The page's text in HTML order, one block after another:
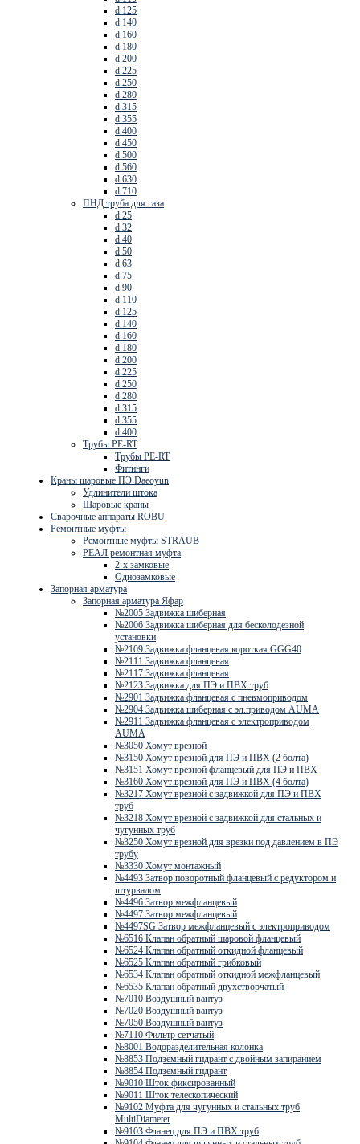
d.125
d.140
d.160
d.180
d.200
d.225
d.250
d.280
d.315
d.355
d.400
d.450
d.500
d.560
d.630
d.710
ПНД труба для газа
d.25
d.32
d.40
d.50
d.63
d.75
d.90
d.110
d.125
d.140
d.160
d.180
d.200
d.225
d.250
d.280
d.315
d.355
d.400
Трубы PE-RT
Трубы PE-RT
Фитинги
Краны шаровые ПЭ Daeoyun
Удлинители штока
Шаровые краны
Сварочные аппараты ROBU
Ремонтные муфты
Ремонтные муфты STRAUB
РЕАЛ ремонтная муфта
2-х замковые
Однозамковые
Запорная арматура
Запорная арматура Яфар
№2005 Задвижка шиберная
№2006 Задвижка шиберная для бесколодезной
установки
№2109 Задвижка фланцевая короткая GGG40
№2111 Задвижка фланцевая
№2117 Задвижка фланцевая
№2123 Задвижка для ПЭ и ПВХ труб
№2901 Задвижка фланцевая с пневмоприводом
№2904 Задвижка шиберная с эл.приводом AUMA
№2911 Задвижка фланцевая с электроприводом
AUMA
№3050 Хомут врезной
№3150 Хомут врезной для ПЭ и ПВХ (2 болта)
№3151 Хомут врезной фланцевый для ПЭ и ПВХ
№3160 Хомут врезной для ПЭ и ПВХ (4 болта)
№3217 Хомут врезной с задвижкой для ПЭ и ПВХ
труб
№3218 Хомут врезной с задвижкой для стальных и
чугунных труб
№3250 Хомут врезной для врезки под давлением в ПЭ
трубу
№3330 Хомут монтажный
№4493 Затвор поворотный фланцевый с редуктором и
штурвалом
№4496 Затвор межфланцевый
№4497 Затвор межфланцевый
№4497SG Затвор межфланцевый с электроприводом
№6516 Клапан обратный шаровой фланцевый
№6524 Клапан обратный откидной фланцевый
№6525 Клапан обратный грибковый
№6534 Клапан обратный откидной межфланцевый
№6535 Клапан обратный двухстворчатый
№7010 Воздушный вантуз
№7020 Воздушный вантуз
№7050 Воздушный вантуз
№7110 Фильтр сетчатый
№8001 Водоразделительная колонка
№8853 Подземный гидрант с двойным запиранием
№8854 Подземный гидрант
№9010 Шток фиксированный
№9011 Шток телескопический
№9102 Муфта для чугунных и стальных труб
MultiDiameter
№9103 Фланец для ПЭ и ПВХ труб